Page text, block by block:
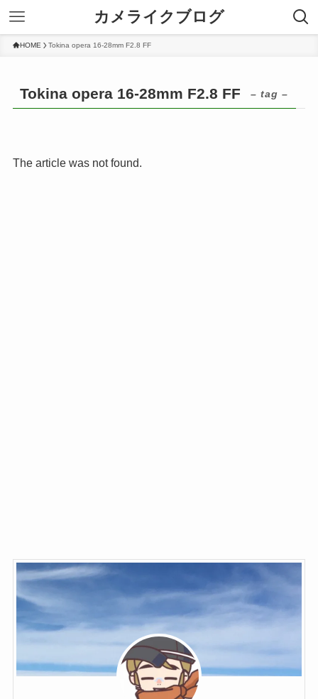
カメライクブログ
HOME Tokina opera 16-28mm F2.8 FF
Tokina opera 16-28mm F2.8 FF – tag –
The article was not found.